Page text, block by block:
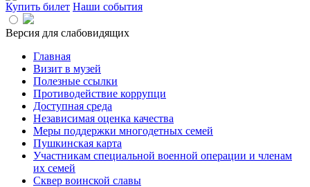
Купить билет Наши события
Версия для слабовидящих
Главная
Визит в музей
Полезные ссылки
Противодействие коррупци
Доступная среда
Независимая оценка качества
Меры поддержки многодетных семей
Пушкинская карта
Участникам специальной военной операции и членам
их семей
Сквер воинской славы